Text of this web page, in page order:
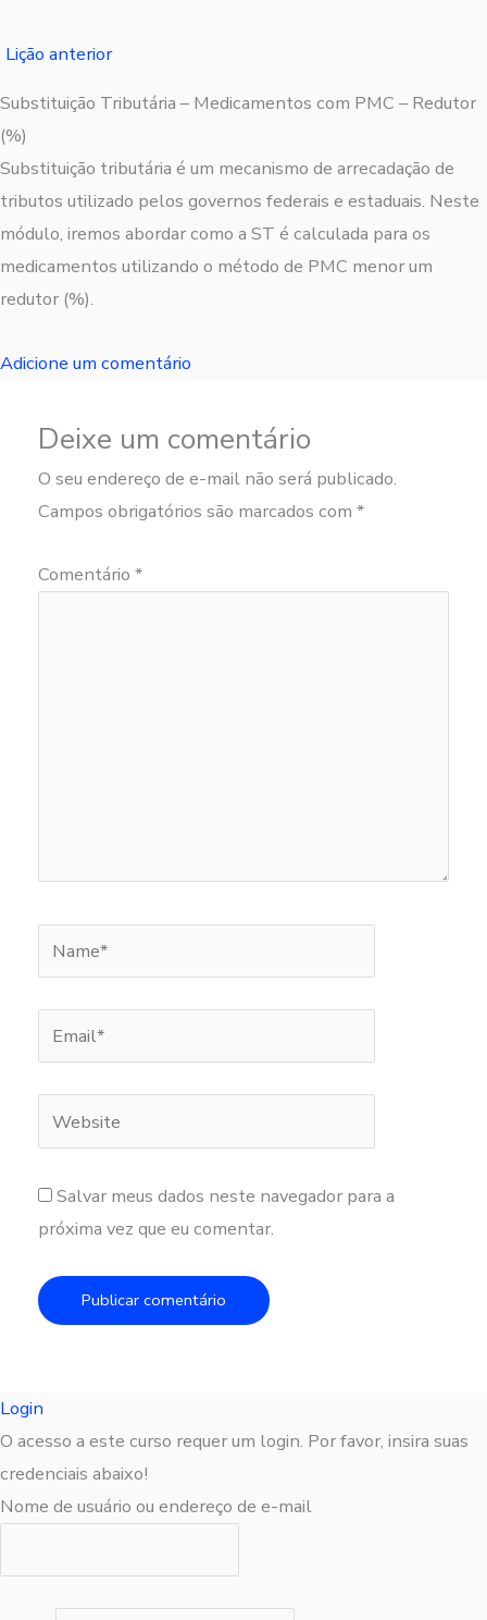
Lição anterior
Substituição Tributária – Medicamentos com PMC – Redutor
(%)
Substituição tributária é um mecanismo de arrecadação de
tributos utilizado pelos governos federais e estaduais. Neste
módulo, iremos abordar como a ST é calculada para os
medicamentos utilizando o método de PMC menor um
redutor (%).
Adicione um comentário
Deixe um comentário
O seu endereço de e-mail não será publicado.
Campos obrigatórios são marcados com*
Comentário*
Email*
Salvar meus dados neste navegador para a
próxima vez que eu comentar.
Login
O acesso a este curso requer um login. Por favor, insira suas
credenciais abaixo!
Nome de usuário ou endereço de e-mail